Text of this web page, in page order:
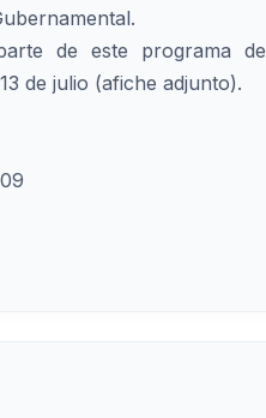
de este programa de
de julio (afiche adjunto).